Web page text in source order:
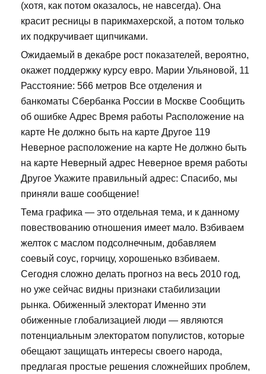
(хотя, как потом оказалось, не навсегда). Она
красит ресницы в парикмахерской, а потом только
их подкручивает щипчиками.
Ожидаемый в декабре рост показателей, вероятно,
окажет поддержку курсу евро. Марии Ульяновой, 11
Расстояние: 566 метров Все отделения и
банкоматы Сбербанка России в Москве Сообщить
об ошибке Адрес Время работы Расположение на
карте Не должно быть на карте Другое 119
Неверное расположение на карте Не должно быть
на карте Неверный адрес Неверное время работы
Другое Укажите правильный адрес: Спасибо, мы
приняли ваше сообщение!
Тема графика — это отдельная тема, и к данному
повествованию отношения имеет мало. Взбиваем
желток с маслом подсолнечным, добавляем
соевый соус, горчицу, хорошенько взбиваем.
Сегодня сложно делать прогноз на весь 2010 год,
но уже сейчас видны признаки стабилизации
рынка. Обиженный электорат Именно эти
обиженные глобализацией люди — являются
потенциальным электоратом популистов, которые
обещают защищать интересы своего народа,
предлагая простые решения сложнейших проблем,